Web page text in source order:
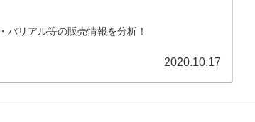
バリアル等の販売情報を分析！
2020.10.17